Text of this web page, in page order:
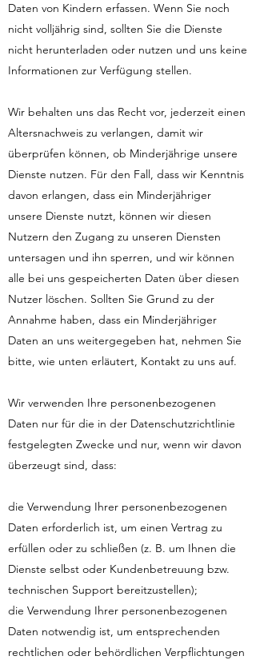
Daten von Kindern erfassen. Wenn Sie noch
nicht volljährig sind, sollten Sie die Dienste
nicht herunterladen oder nutzen und uns keine
Informationen zur Verfügung stellen.
Wir behalten uns das Recht vor, jederzeit einen
Altersnachweis zu verlangen, damit wir
überprüfen können, ob Minderjährige unsere
Dienste nutzen. Für den Fall, dass wir Kenntnis
davon erlangen, dass ein Minderjähriger
unsere Dienste nutzt, können wir diesen
Nutzern den Zugang zu unseren Diensten
untersagen und ihn sperren, und wir können
alle bei uns gespeicherten Daten über diesen
Nutzer löschen. Sollten Sie Grund zu der
Annahme haben, dass ein Minderjähriger
Daten an uns weitergegeben hat, nehmen Sie
bitte, wie unten erläutert, Kontakt zu uns auf.
Wir verwenden Ihre personenbezogenen
Daten nur für die in der Datenschutzrichtlinie
festgelegten Zwecke und nur, wenn wir davon
überzeugt sind, dass:
die Verwendung Ihrer personenbezogenen
Daten erforderlich ist, um einen Vertrag zu
erfüllen oder zu schließen (z. B. um Ihnen die
Dienste selbst oder Kundenbetreuung bzw.
technischen Support bereitzustellen);
die Verwendung Ihrer personenbezogenen
Daten notwendig ist, um entsprechenden
rechtlichen oder behördlichen Verpflichtungen